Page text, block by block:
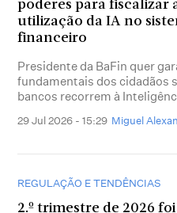
poderes para fiscalizar
utilização da IA no
financeiro
Presidente da BaFin quer
fundamentais dos cidadãos
bancos recorrem à
29 Jul 2026 - 15:29 Miguel
REGULAÇÃO E TENDÊNCIAS
2.º trimestre de 2026 foi